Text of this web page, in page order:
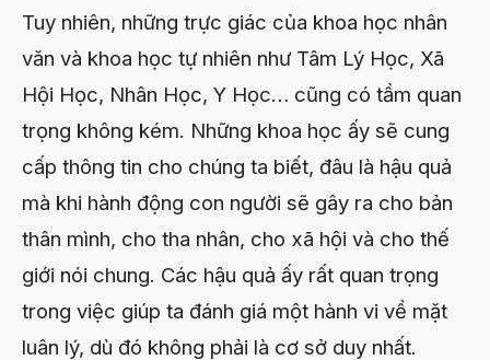
Tuy nhiên, những trực giác của khoa học nhân
văn và khoa học tự nhiên như Tâm Lý Học, Xã
Hội Học, Nhân Học, Y Học… cũng có tầm quan
trọng không kém. Những khoa học ấy sẽ cung
cấp thông tin cho chúng ta biết, đâu là hậu quả
mà khi hành động con người sẽ gây ra cho bản
thân mình, cho tha nhân, cho xã hội và cho thế
giới nói chung. Các hậu quả ấy rất quan trọng
trong việc giúp ta đánh giá một hành vi về mặt
luân lý, dù đó không phải là cơ sở duy nhất.